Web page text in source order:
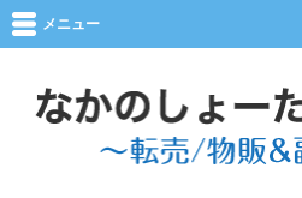
メニュー